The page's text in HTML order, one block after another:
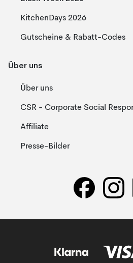
KitchenDays 2026
Gutscheine & Rabatt-Codes
Über uns
Über uns
CSR - Corporate Social
Affiliate
Presse-Bilder